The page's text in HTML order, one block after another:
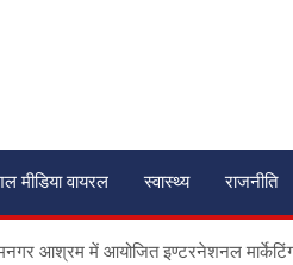
मीडिया वायरल स्वास्थ्य राजनीति
आश्रम में आयोजित इण्टरनेशनल